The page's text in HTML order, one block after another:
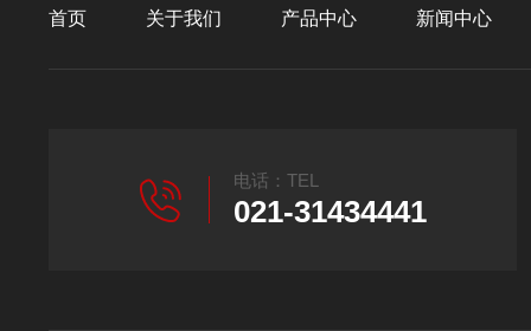
首页 关于我们 产品中心 新闻中心
电话：TEL
021-31434441